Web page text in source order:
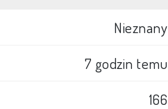
Nieznany
7 godzin temu
166